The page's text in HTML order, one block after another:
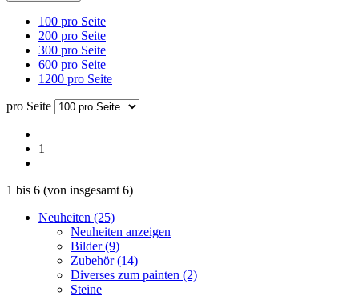
100 pro Seite
200 pro Seite
300 pro Seite
600 pro Seite
1200 pro Seite
pro Seite
1
1 bis 6 (von insgesamt 6)
Neuheiten (25)
Neuheiten anzeigen
Bilder (9)
Zubehör (14)
Diverses zum painten (2)
Steine